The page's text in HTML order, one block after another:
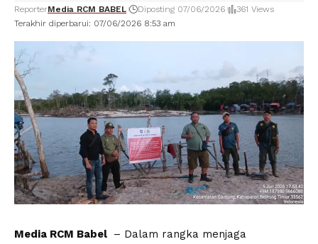
Terakhir diperbarui: 07/06/2026 8:53 am
ReporterMedia RCM BABEL Diposting 07/06/2026 361 Views
Media RCM Babel – Dalam rangka menjaga